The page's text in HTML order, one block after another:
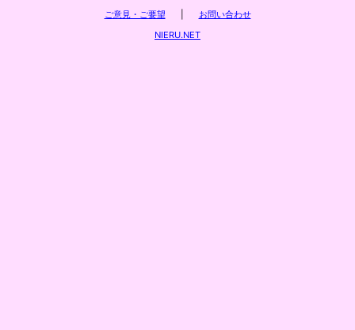
ご意見・ご要望
お問い合わせ
NIERU.NET